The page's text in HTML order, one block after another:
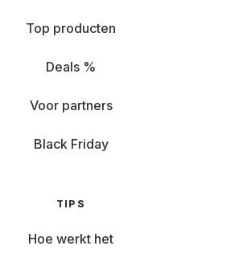
Top producten
Deals %
Voor partners
Black Friday
TIPS
Hoe werkt het